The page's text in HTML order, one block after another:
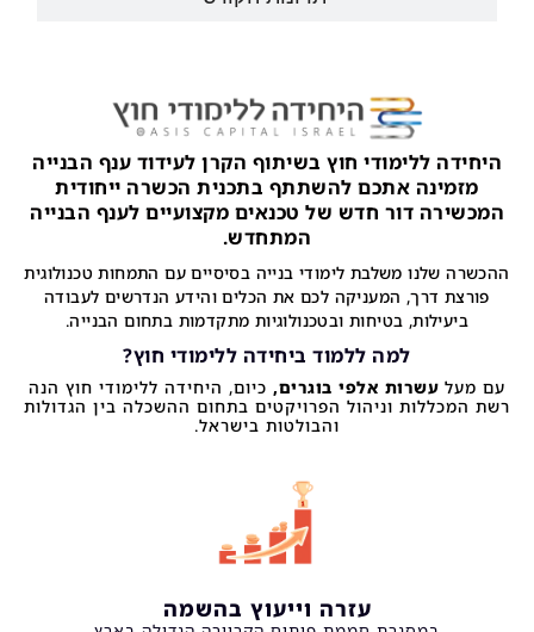
היחידה ללימודי חוץ בשיתוף הקרן לעידוד ענף הבנייה
מזמינה אתכם להשתתף בתכנית הכשרה ייחודית
המכשירה דור חדש של טכנאים מקצועיים לענף הבנייה
המתחדש.
ההכשרה שלנו משלבת לימודי בנייה בסיסיים עם התמחות טכנולוגית
פורצת דרך, המעניקה לכם את הכלים והידע הנדרשים לעבודה
ביעילות, בטיחות ובטכנולוגיות מתקדמות בתחום הבנייה.
למה ללמוד ביחידה ללימודי חוץ?
עם מעל עשרות אלפי בוגרים, כיום, היחידה ללימודי חוץ הנה
רשת המכללות וניהול הפרויקטים בתחום ההשכלה בין הגדולות
והבולטות בישראל.
עזרה וייעוץ בהשמה​